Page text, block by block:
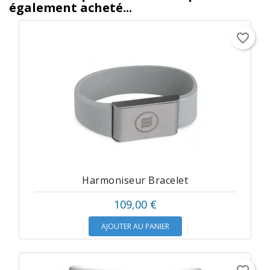
également acheté...
Harmoniseur Bracelet
109,00 €
AJOUTER AU PANIER
favorite_border